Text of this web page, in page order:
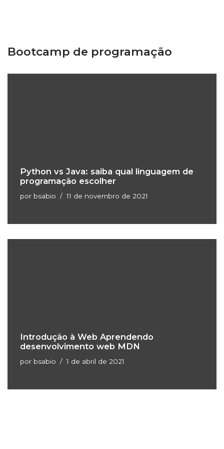
Bootcamp de programação
Python vs Java: saiba qual linguagem de
programação escolher
por bsabio 11 de novembro de 2021
Introdução à Web Aprendendo
desenvolvimento web MDN
por bsabio 1 de abril de 2021